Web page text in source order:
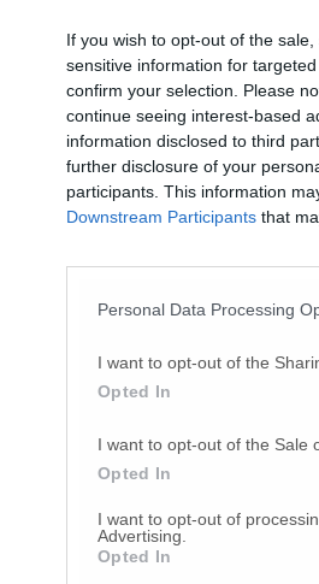
If you wish to opt-out of the
sensitive information for
confirm your selection. Please
continue seeing interest-based
information disclosed to third
further disclosure of your
participants. This information
Downstream Participants that
Personal Data Processing
I want to opt-out of the
Opted In
I want to opt-out of the Sale
Opted In
I want to opt-out of
Advertising.
Opted In
di inadempienze»
è fatta solo di muri e banchi»